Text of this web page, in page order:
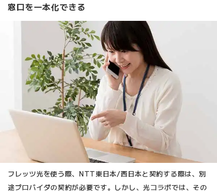
窓口を一本化できる
フレッツ光を使う際、NTT東日本/西日本と契約する際は、別
途プロバイダの契約が必要です。しかし、光コラボでは、その